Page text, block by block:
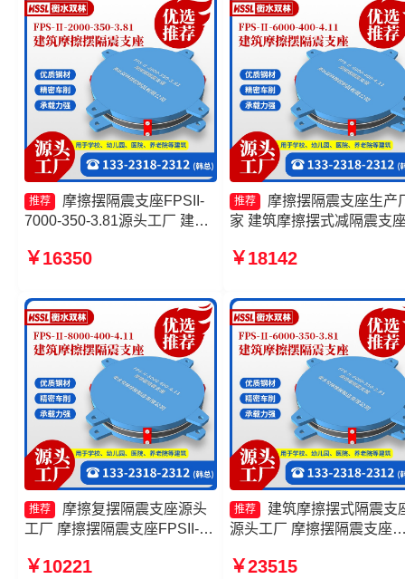
推荐
摩擦摆隔震支座FPSII-
7000-350-3.81源头工厂 建筑
隔震支座厂家 摩擦摆减隔震支
￥16350
推荐
摩擦摆隔震支座生产
家 建筑摩擦摆式减隔震支
厂 摩擦摆隔震支座FPSII-
￥18142
推荐
摩擦复摆隔震支座源头
工厂 摩擦摆隔震支座FPSII-
座FPSII-4000-400-4.11生产
￥10221
推荐
建筑摩擦摆式隔震支
源头工厂 摩擦摆隔震支座
厂 建筑摩擦摆减隔震支座
￥23515